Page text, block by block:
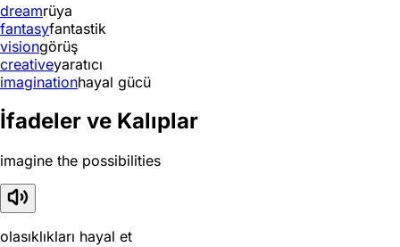
dreamrüya
fantasyfantastik
visiongörüş
creativeyaratıcı
imaginationhayal gücü
İfadeler ve Kalıplar
imagine the possibilities
olasıklıkları hayal et